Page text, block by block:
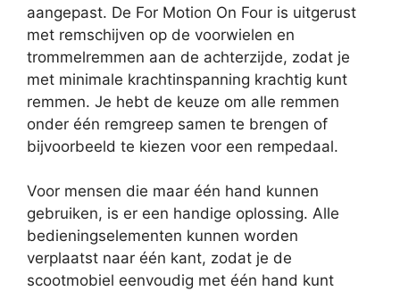
aangepast. De For Motion On Four is uitgerust
met remschijven op de voorwielen en
trommelremmen aan de achterzijde, zodat je
met minimale krachtinspanning krachtig kunt
remmen. Je hebt de keuze om alle remmen
onder één remgreep samen te brengen of
bijvoorbeeld te kiezen voor een rempedaal.
Voor mensen die maar één hand kunnen
gebruiken, is er een handige oplossing. Alle
bedieningselementen kunnen worden
verplaatst naar één kant, zodat je de
scootmobiel eenvoudig met één hand kunt